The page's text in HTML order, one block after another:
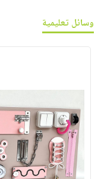
وسائل تعليمية